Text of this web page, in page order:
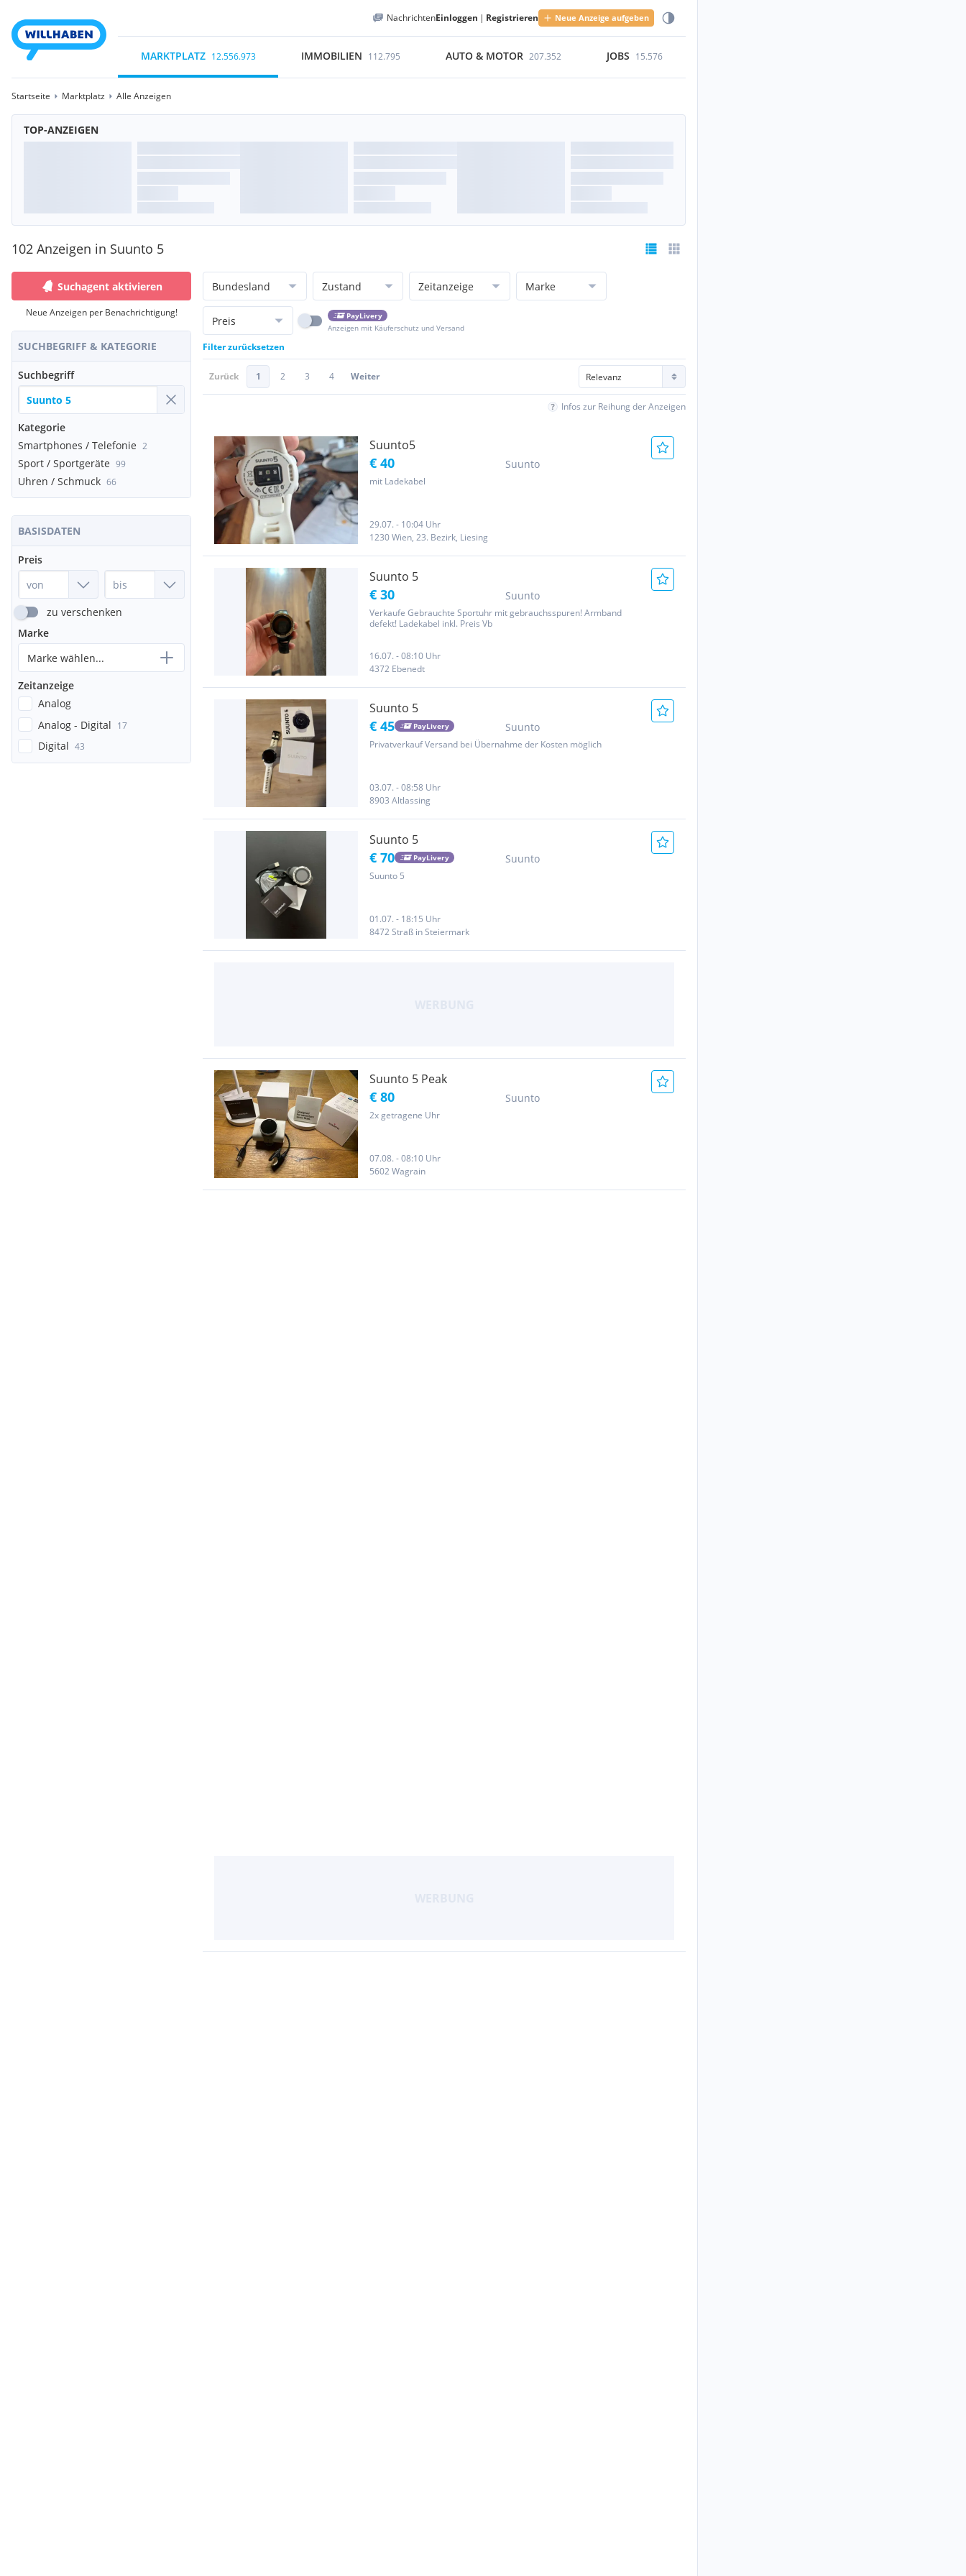
NachrichtenEinloggen | Registrieren Neue Anzeige aufgeben
MARKTPLATZ 12.556.973 IMMOBILIEN 112.795 AUTO & MOTOR 207.352 JOBS 15.576
Startseite Marktplatz Alle Anzeigen
TOP-ANZEIGEN
102 Anzeigen in Suunto 5
Suchagent aktivieren
Neue Anzeigen per Benachrichtigung!
SUCHBEGRIFF & KATEGORIE
Suchbegriff
Kategorie
Smartphones / Telefonie 2
Sport / Sportgeräte 99
Uhren / Schmuck 66
BASISDATEN
Preis
zu verschenken
Marke
Marke wählen...
Zeitanzeige
Analog
Analog - Digital 17
Digital 43
Bundesland Zustand Zeitanzeige Marke
Preis
PayLivery
Anzeigen mit Käuferschutz und Versand
Filter zurücksetzen
Zurück 1 2 3 4 Weiter
Infos zur Reihung der Anzeigen
Suunto5
€ 40 Suunto
mit Ladekabel
29.07. - 10:04 Uhr
1230 Wien, 23. Bezirk, Liesing
Suunto 5
€ 30 Suunto
Verkaufe Gebrauchte Sportuhr mit gebrauchsspuren! Armband
defekt! Ladekabel inkl. Preis Vb
16.07. - 08:10 Uhr
4372 Ebenedt
Suunto 5
€ 45 PayLivery Suunto
Privatverkauf Versand bei Übernahme der Kosten möglich
03.07. - 08:58 Uhr
8903 Altlassing
Suunto 5
€ 70 PayLivery Suunto
Suunto 5
01.07. - 18:15 Uhr
8472 Straß in Steiermark
Suunto 5 Peak
€ 80 Suunto
2x getragene Uhr
07.08. - 08:10 Uhr
5602 Wagrain